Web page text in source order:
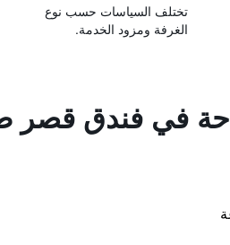
تختلف السياسات حسب نوع
الغرفة ومزود الخدمة.
في فندق قصر